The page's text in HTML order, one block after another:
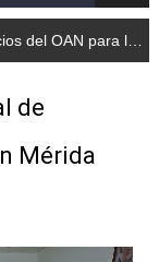
Complejo
de trabajo con
en plan
del detector Cherenkov de agua
de
Mérida